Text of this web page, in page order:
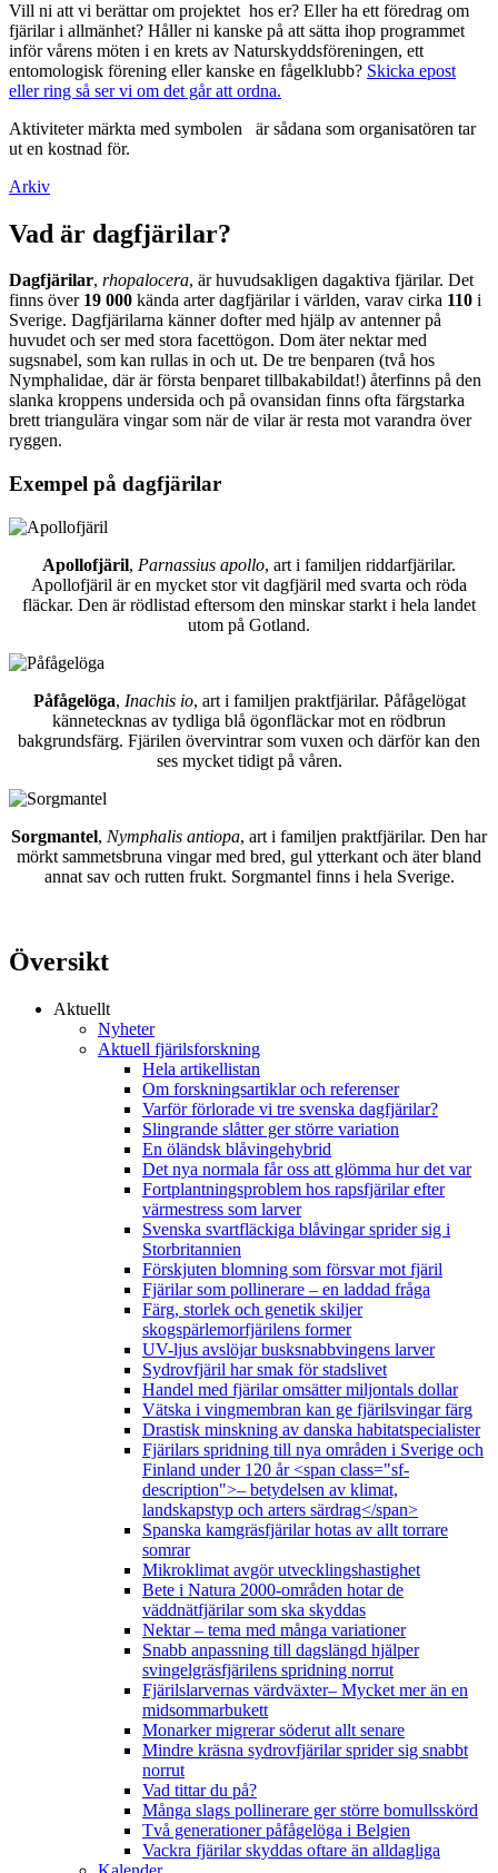
Vill ni att vi berättar om projektet hos er? Eller ha ett föredrag om
fjärilar i allmänhet? Håller ni kanske på att sätta ihop programmet
inför vårens möten i en krets av Naturskyddsföreningen, ett
entomologisk förening eller kanske en fågelklubb? Skicka epost
eller ring så ser vi om det går att ordna.
Aktiviteter märkta med symbolen
är sådana som organisatören tar
ut en kostnad för.
Arkiv
Vad är dagfjärilar?
Dagfjärilar, rhopalocera, är huvudsakligen dagaktiva fjärilar. Det
finns över 19 000 kända arter dagfjärilar i världen, varav cirka 110 i
Sverige. Dagfjärilarna känner dofter med hjälp av antenner på
huvudet och ser med stora facettögon. Dom äter nektar med
sugsnabel, som kan rullas in och ut. De tre benparen (två hos
Nymphalidae, där är första benparet tillbakabildat!) återfinns på den
slanka kroppens undersida och på ovansidan finns ofta färgstarka
brett triangulära vingar som när de vilar är resta mot varandra över
ryggen.
Exempel på dagfjärilar
Apollofjäril, Parnassius apollo, art i familjen riddarfjärilar.
Apollofjäril är en mycket stor vit dagfjäril med svarta och röda
fläckar. Den är rödlistad eftersom den minskar starkt i hela landet
utom på Gotland.
Påfågelöga, Inachis io, art i familjen praktfjärilar. Påfågelögat
kännetecknas av tydliga blå ögonfläckar mot en rödbrun
bakgrundsfärg. Fjärilen övervintrar som vuxen och därför kan den
ses mycket tidigt på våren.
Sorgmantel, Nymphalis antiopa, art i familjen praktfjärilar. Den har
mörkt sammetsbruna vingar med bred, gul ytterkant och äter bland
annat sav och rutten frukt. Sorgmantel finns i hela Sverige.
Översikt
Aktuellt
Nyheter
Aktuell fjärilsforskning
Hela artikellistan
Om forskningsartiklar och referenser
Varför förlorade vi tre svenska dagfjärilar?
Slingrande slåtter ger större variation
En öländsk blåvingehybrid
Det nya normala får oss att glömma hur det var
Fortplantningsproblem hos rapsfjärilar efter
värmestress som larver
Svenska svartfläckiga blåvingar sprider sig i
Storbritannien
Förskjuten blomning som försvar mot fjäril
Fjärilar som pollinerare – en laddad fråga
Färg, storlek och genetik skiljer
skogspärlemorfjärilens former
UV-ljus avslöjar busksnabbvingens larver
Sydrovfjäril har smak för stadslivet
Handel med fjärilar omsätter miljontals dollar
Vätska i vingmembran kan ge fjärilsvingar färg
Drastisk minskning av danska habitatspecialister
Fjärilars spridning till nya områden i Sverige och
Finland under 120 år <span class="sf-
description">– betydelsen av klimat,
landskapstyp och arters särdrag</span>
Spanska kamgräsfjärilar hotas av allt torrare
somrar
Mikroklimat avgör utvecklingshastighet
Bete i Natura 2000-områden hotar de
väddnätfjärilar som ska skyddas
Nektar – tema med många variationer
Snabb anpassning till dagslängd hjälper
svingelgräsfjärilens spridning norrut
Fjärilslarvernas värdväxter– Mycket mer än en
midsommarbukett
Monarker migrerar söderut allt senare
Mindre kräsna sydrovfjärilar sprider sig snabbt
norrut
Vad tittar du på?
Många slags pollinerare ger större bomullsskörd
Två generationer påfågelöga i Belgien
Vackra fjärilar skyddas oftare än alldagliga